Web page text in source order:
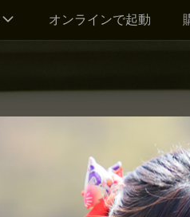
オンラインで起動